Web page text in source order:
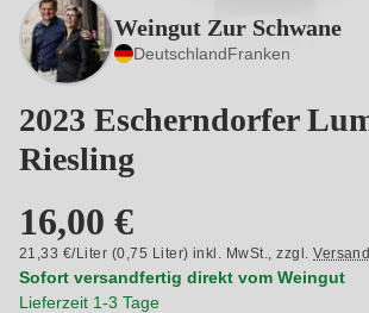
Weingut Zur Schwane
DeutschlandFranken
2023 Escherndorfer
Riesling
16,00 €
21,33 €/Liter (0,75 Liter) inkl. MwSt.,zzgl.Versand
Sofort versandfertig direkt vom Weingut
Lieferzeit 1-3 Tage